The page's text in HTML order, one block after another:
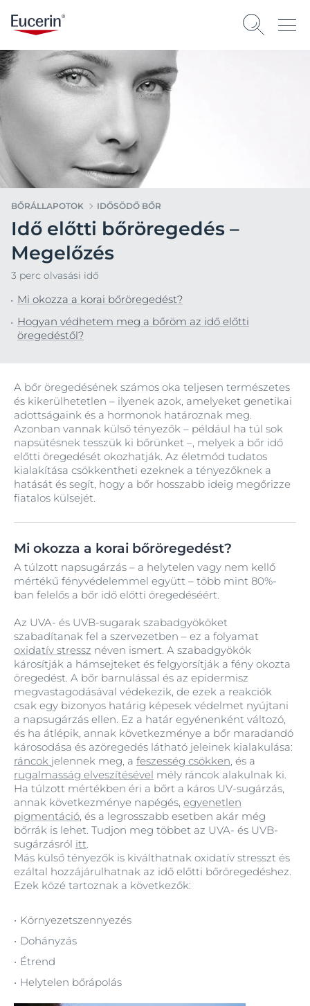
BŐRÁLLAPOTOK IDŐSÖDŐ BŐR
Idő előtti bőröregedés –
Megelőzés
3 perc olvasási idő
Mi okozza a korai bőröregedést?
Hogyan védhetem meg a bőröm az idő előtti
öregedéstől?
A bőr öregedésének számos oka teljesen természetes
és kikerülhetetlen – ilyenek azok, amelyeket genetikai
adottságaink és a hormonok határoznak meg.
Azonban vannak külső tényezők – például ha túl sok
napsütésnek tesszük ki bőrünket –, melyek a bőr idő
előtti öregedését okozhatják. Az életmód tudatos
kialakítása csökkentheti ezeknek a tényezőknek a
hatását és segít, hogy a bőr hosszabb ideig megőrizze
fiatalos külsejét.
Mi okozza a korai bőröregedést?
A túlzott napsugárzás – a helytelen vagy nem kellő
mértékű fényvédelemmel együtt – több mint 80%-
ban felelős a bőr idő előtti öregedéséért.
Az UVA- és UVB-sugarak szabadgyököket
szabadítanak fel a szervezetben – ez a folyamat
oxidatív stressz néven ismert. A szabadgyökök
károsítják a hámsejteket és felgyorsítják a fény okozta
öregedést. A bőr barnulással és az epidermisz
megvastagodásával védekezik, de ezek a reakciók
csak egy bizonyos határig képesek védelmet nyújtani
a napsugárzás ellen. Ez a határ egyénenként változó,
és ha átlépik, annak következménye a bőr maradandó
károsodása és azöregedés látható jeleinek kialakulása:
ráncok jelennek meg, a feszesség csökken, és a
rugalmasság elveszítésével mély ráncok alakulnak ki.
Ha túlzott mértékben éri a bőrt a káros UV-sugárzás,
annak következménye napégés, egyenetlen
pigmentáció, és a legrosszabb esetben akár még
bőrrák is lehet. Tudjon meg többet az UVA- és UVB-
sugárzásról itt.
Más külső tényezők is kiválthatnak oxidatív stresszt és
ezáltal hozzájárulhatnak az idő előtti bőröregedéshez.
Ezek közé tartoznak a következők:
Környezetszennyezés
Dohányzás
Étrend
Helytelen bőrápolás